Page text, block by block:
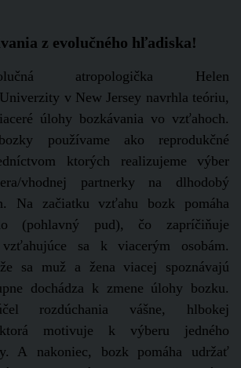
z evolučného hľadiska!
atropologička Helen
v New Jersey navrhla teóriu,
úlohy bozkávania vo vzťahoch.
používame ako reprodukčné
ktorých realizujeme výber
vhodnej partnerky na dlhodobý
Na začiatku vzťahu bozk pomáha
(pohlavný pud), čo zapríčiňuje
sa k viacerým osobám.
sa muž a žena viacej spoznávajú
dochádza k zmene úlohy bozku.
rozdúchania vášne, hlbokej
ktorá motivuje k výberu jedného
A nakoniec, bozk pomáha udržať